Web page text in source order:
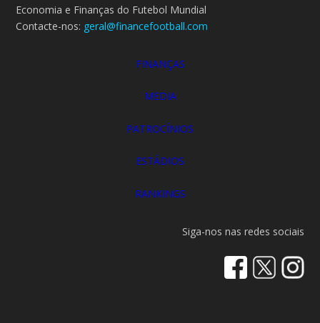
Economia e Finanças do Futebol Mundial
Contacte-nos: geral@financefootball.com
FINANÇAS
MEDIA
PATROCÍNIOS
ESTÁDIOS
RANKINGS
Siga-nos nas redes sociais